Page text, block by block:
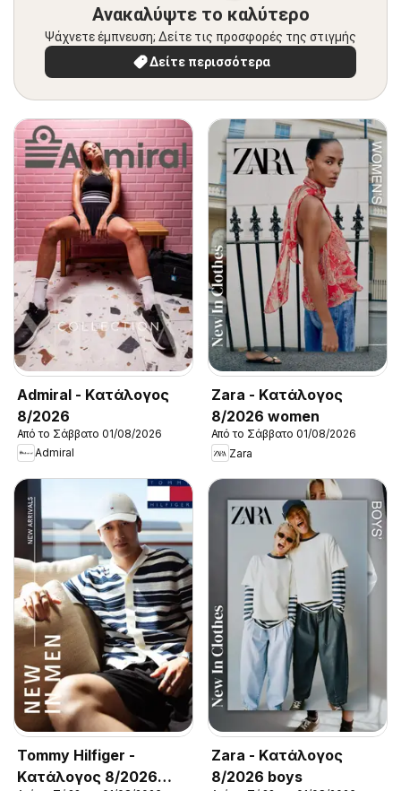
Ανακαλύψτε το καλύτερο
Ψάχνετε έμπνευση; Δείτε τις προσφορές της στιγμής
Δείτε περισσότερα
Admiral - Kατάλογος
8/2026
Από το Σάββατο 01/08/2026
Admiral
Zara - Kατάλογος
8/2026 women
Από το Σάββατο 01/08/2026
Zara
Tommy Hilfiger -
Kατάλογος 8/2026
Zara - Kατάλογος
8/2026 boys